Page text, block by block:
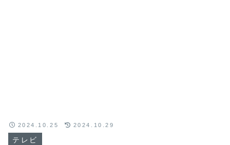
テレビ
2024.10.25 2024.10.29